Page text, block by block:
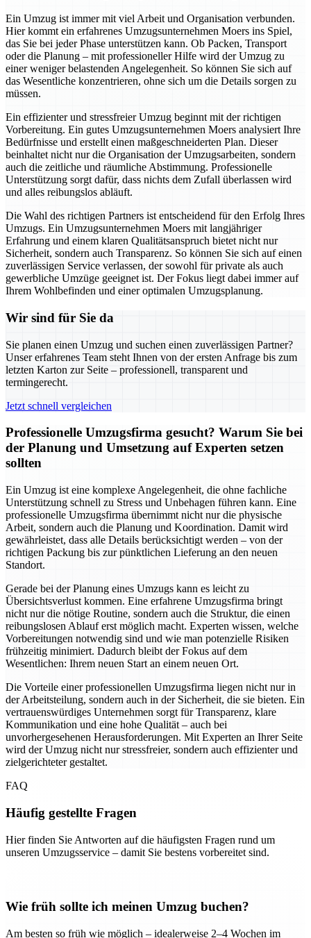
Ein Umzug ist immer mit viel Arbeit und Organisation verbunden.
Hier kommt ein erfahrenes Umzugsunternehmen Moers ins Spiel,
das Sie bei jeder Phase unterstützen kann. Ob Packen, Transport
oder die Planung – mit professioneller Hilfe wird der Umzug zu
einer weniger belastenden Angelegenheit. So können Sie sich auf
das Wesentliche konzentrieren, ohne sich um die Details sorgen zu
müssen.
Ein effizienter und stressfreier Umzug beginnt mit der richtigen
Vorbereitung. Ein gutes Umzugsunternehmen Moers analysiert Ihre
Bedürfnisse und erstellt einen maßgeschneiderten Plan. Dieser
beinhaltet nicht nur die Organisation der Umzugsarbeiten, sondern
auch die zeitliche und räumliche Abstimmung. Professionelle
Unterstützung sorgt dafür, dass nichts dem Zufall überlassen wird
und alles reibungslos abläuft.
Die Wahl des richtigen Partners ist entscheidend für den Erfolg Ihres
Umzugs. Ein Umzugsunternehmen Moers mit langjähriger
Erfahrung und einem klaren Qualitätsanspruch bietet nicht nur
Sicherheit, sondern auch Transparenz. So können Sie sich auf einen
zuverlässigen Service verlassen, der sowohl für private als auch
gewerbliche Umzüge geeignet ist. Der Fokus liegt dabei immer auf
Ihrem Wohlbefinden und einer optimalen Umzugsplanung.
Wir sind für Sie da
Sie planen einen Umzug und suchen einen zuverlässigen Partner?
Unser erfahrenes Team steht Ihnen von der ersten Anfrage bis zum
letzten Karton zur Seite – professionell, transparent und
termingerecht.
Jetzt schnell vergleichen
Professionelle Umzugsfirma gesucht? Warum Sie bei
der Planung und Umsetzung auf Experten setzen
sollten
Ein Umzug ist eine komplexe Angelegenheit, die ohne fachliche
Unterstützung schnell zu Stress und Unbehagen führen kann. Eine
professionelle Umzugsfirma übernimmt nicht nur die physische
Arbeit, sondern auch die Planung und Koordination. Damit wird
gewährleistet, dass alle Details berücksichtigt werden – von der
richtigen Packung bis zur pünktlichen Lieferung an den neuen
Standort.
Gerade bei der Planung eines Umzugs kann es leicht zu
Übersichtsverlust kommen. Eine erfahrene Umzugsfirma bringt
nicht nur die nötige Routine, sondern auch die Struktur, die einen
reibungslosen Ablauf erst möglich macht. Experten wissen, welche
Vorbereitungen notwendig sind und wie man potenzielle Risiken
frühzeitig minimiert. Dadurch bleibt der Fokus auf dem
Wesentlichen: Ihrem neuen Start an einem neuen Ort.
Die Vorteile einer professionellen Umzugsfirma liegen nicht nur in
der Arbeitsteilung, sondern auch in der Sicherheit, die sie bieten. Ein
vertrauenswürdiges Unternehmen sorgt für Transparenz, klare
Kommunikation und eine hohe Qualität – auch bei
unvorhergesehenen Herausforderungen. Mit Experten an Ihrer Seite
wird der Umzug nicht nur stressfreier, sondern auch effizienter und
zielgerichteter gestaltet.
FAQ
Häufig gestellte Fragen
Hier finden Sie Antworten auf die häufigsten Fragen rund um
unseren Umzugsservice – damit Sie bestens vorbereitet sind.
Wie früh sollte ich meinen Umzug buchen?
Am besten so früh wie möglich – idealerweise 2–4 Wochen im